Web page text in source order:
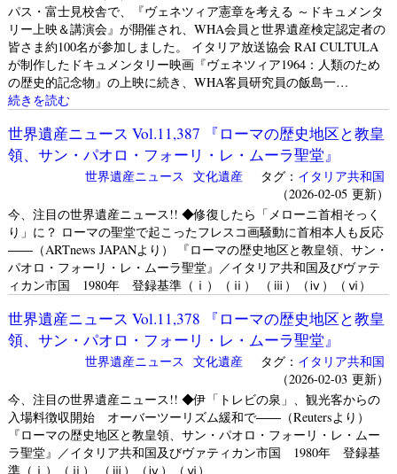
パス・富士見校舎で、『ヴェネツィア憲章を考える ～ドキュメンタ
リー上映＆講演会』が開催され、WHA会員と世界遺産検定認定者の
皆さま約100名が参加しました。 イタリア放送協会 RAI CULTULA
が制作したドキュメンタリー映画『ヴェネツィア1964：人類のため
の歴史的記念物』の上映に続き、WHA客員研究員の飯島一…
続きを読む
世界遺産ニュース Vol.11,387 『ローマの歴史地区と教皇
領、サン・パオロ・フォーリ・レ・ムーラ聖堂』
世界遺産ニュース 文化遺産タグ： イタリア共和国
（2026-02-05 更新）
今、注目の世界遺産ニュース!! ◆修復したら「メローニ首相そっく
り」に？ ローマの聖堂で起こったフレスコ画騒動に首相本人も反応
――（ARTnews JAPANより） 『ローマの歴史地区と教皇領、サン・
パオロ・フォーリ・レ・ムーラ聖堂』／イタリア共和国及びヴァテ
ィカン市国 1980年 登録基準（ⅰ）（ⅱ） （ⅲ）（ⅳ）（ⅵ）
世界遺産ニュース Vol.11,378 『ローマの歴史地区と教皇
領、サン・パオロ・フォーリ・レ・ムーラ聖堂』
世界遺産ニュース 文化遺産タグ： イタリア共和国
（2026-02-03 更新）
今、注目の世界遺産ニュース!! ◆伊「トレビの泉」、観光客からの
入場料徴収開始 オーバーツーリズム緩和で――（Reutersより）
『ローマの歴史地区と教皇領、サン・パオロ・フォーリ・レ・ムー
ラ聖堂』／イタリア共和国及びヴァティカン市国 1980年 登録基
準（ⅰ）（ⅱ） （ⅲ）（ⅳ）（ⅵ）